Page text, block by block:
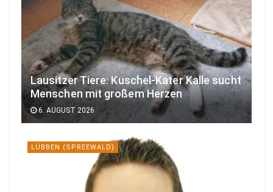
Lausitzer Tiere: Kuschel-Kater Kalle sucht
Menschen mit großem Herzen
6. AUGUST 2026
LÜBBEN (SPREEWALD)